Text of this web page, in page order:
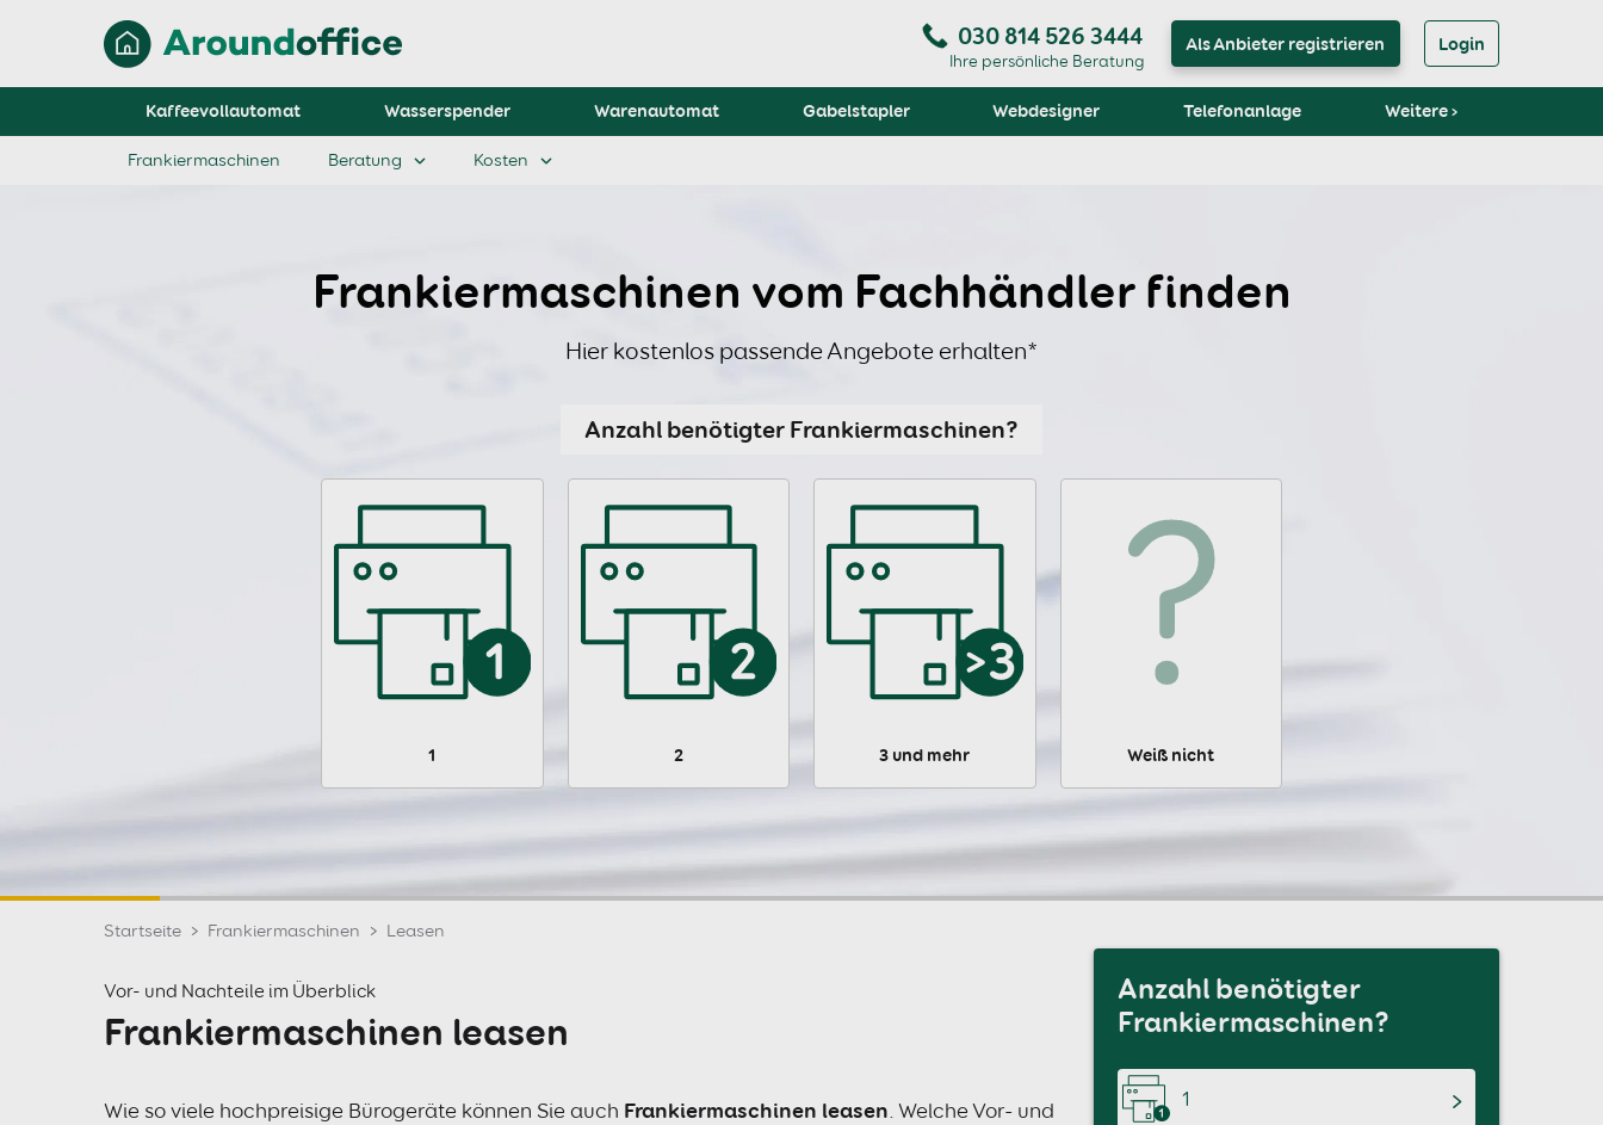
030 814 526 3444
Ihre persönliche Beratung
Als Anbieter registrieren Login
Kaffeevollautomat Wasserspender Warenautomat Gabelstapler Webdesigner Telefonanlage Weitere ›
Frankiermaschinen Beratung Kosten
Frankiermaschinen vom Fachhändler finden
Hier kostenlos passende Angebote erhalten*
Anzahl benötigter Frankiermaschinen?
1 2 3 und mehr Weiß nicht
Startseite Frankiermaschinen Leasen
Vor- und Nachteile im Überblick
Frankiermaschinen leasen
Wie so viele hochpreisige Bürogeräte können Sie auch Frankiermaschinen leasen . Welche Vor- und
Anzahl benötigter
Frankiermaschinen?
1